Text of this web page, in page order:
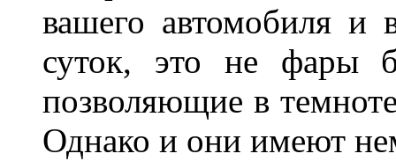
вашего автомобиля и
суток, это не фары
позволяющие в
Однако и они имеют